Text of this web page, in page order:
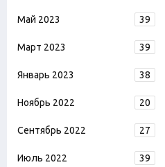
Май 2023 39
Март 2023 39
Январь 2023 38
Ноябрь 2022 20
Сентябрь 2022 27
Июль 2022 39